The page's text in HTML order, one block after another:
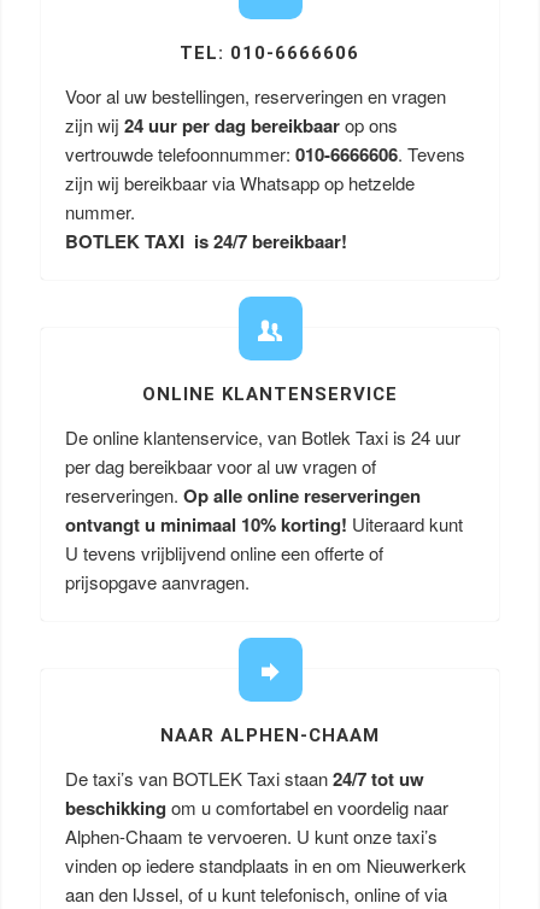
TEL: 010-6666606
Voor al uw bestellingen, reserveringen en vragen
zijn wij 24 uur per dag bereikbaarop ons
vertrouwde telefoonnummer: 010-6666606. Tevens
zijn wij bereikbaar via Whatsapp op hetzelde
nummer.
BOTLEK TAXI is 24/7 bereikbaar!
ONLINE KLANTENSERVICE
De online klantenservice, van Botlek Taxi is 24 uur
per dag bereikbaar voor al uw vragen of
reserveringen. Op alle online reserveringen
ontvangt u minimaal 10% korting! Uiteraard kunt
U tevens vrijblijvend online een offerte of
prijsopgave aanvragen.
NAAR ALPHEN-CHAAM
De taxi’s van BOTLEK Taxi staan24/7 tot uw
beschikking om u comfortabel en voordelig naar
Alphen-Chaam te vervoeren. U kunt onze taxi’s
vinden op iedere standplaats in en om Nieuwerkerk
aan den IJssel, of u kunt telefonisch, online of via